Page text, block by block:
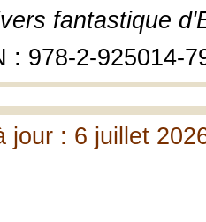
fantastique
: 978-2-925014-
jour : 6 juillet